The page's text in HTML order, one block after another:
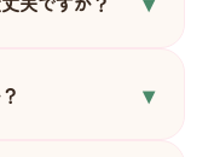
ろ「子どもが好 ▾